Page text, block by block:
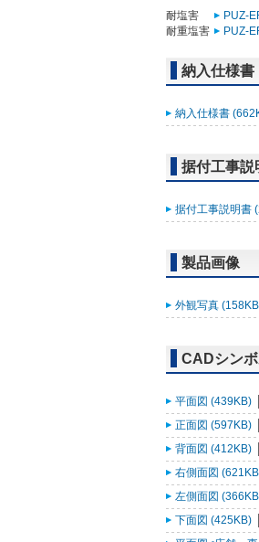
耐塩害
PUZ-
耐重塩害
PUZ-
納入仕様書
納入仕様書
据付工事説
据付工事説明書
製品画像
外観写真
CADシン
平面図 (439KB)
正面図 (597KB)
背面図 (412KB)
右側面図
左側面図
下面図 (425KB)